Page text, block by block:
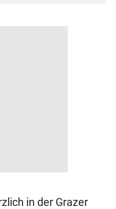
in der Grazer